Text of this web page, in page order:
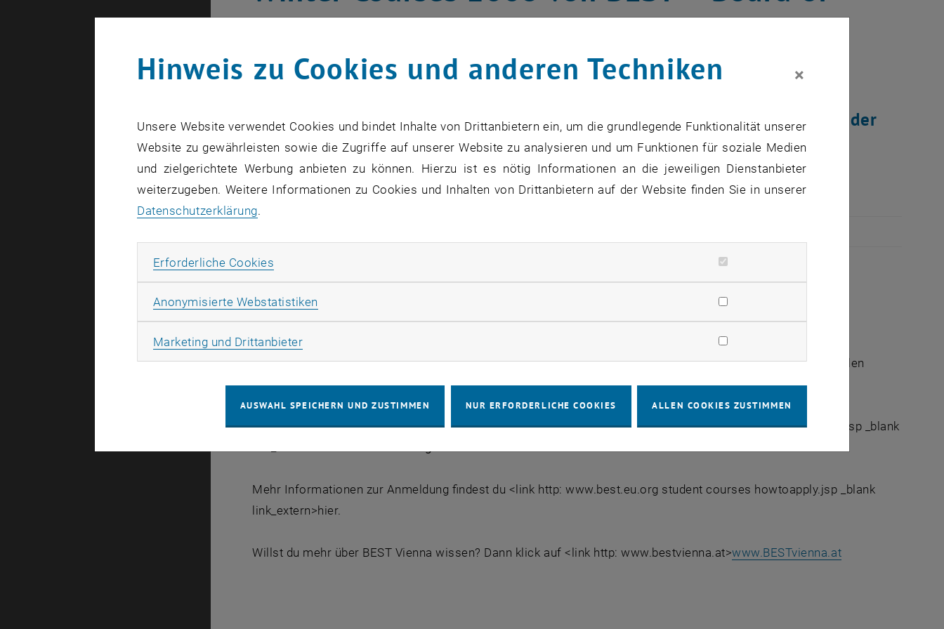
European Students of Technology"
Erstellt vonBernhard Elwischger
Im kommenden Winter bietet BEST Vienna Studierenden der TU Wien wieder
die Möglichkeit zur Teilnahme an ein- bis zweiwöchigen Kursen an
Universitäten in den attraktivsten Städten Europas.
Angeboten werden akademische Kurse zu Themen aus Technik und Wirtschaft sowie "Leisure events".
Der akademische Teil der Kurse wird von ProfessorInnen und AssistentInnen der jeweiligen Universität und
ExpertInnen aus der Wirtschaft vorgetragen.
Sightseeing und das Entdecken der örtlichen Kultur runden jedes Kursprogramm ab. Außerdem fallen bei vielen
Kursen nur die Reisekosten für dich an!
Eine komplette Liste der aktuellen Kurse findest du <link http: www.best.eu.org student courses courseslist.jsp _blank
Mehr Informationen zur Anmeldung findest du <link http: www.best.eu.org student courses howtoapply.jsp _blank
link_extern>hier.
Willst du mehr über BEST Vienna wissen? Dann klick auf <link http: www.bestvienna.at>www.BESTvienna.at
Hinweis zu Cookies und anderen Techniken ×
Unsere Website verwendet Cookies und bindet Inhalte von Drittanbietern ein, um die grundlegende Funktionalität unserer
Website zu gewährleisten sowie die Zugriffe auf unserer Website zu analysieren und um Funktionen für soziale Medien
und zielgerichtete Werbung anbieten zu können. Hierzu ist es nötig Informationen an die jeweiligen Dienstanbieter
weiterzugeben. Weitere Informationen zu Cookies und Inhalten von Drittanbietern auf der Website finden Sie in unserer
Datenschutzerklärung.
Erforderliche Cookies
Anonymisierte Webstatistiken
Marketing und DrittanbieterMarketing Cookies zulassen
AUSWAHL SPEICHERN UND ZUSTIMMEN NUR ERFORDERLICHE COOKIES ALLEN COOKIES ZUSTIMMEN